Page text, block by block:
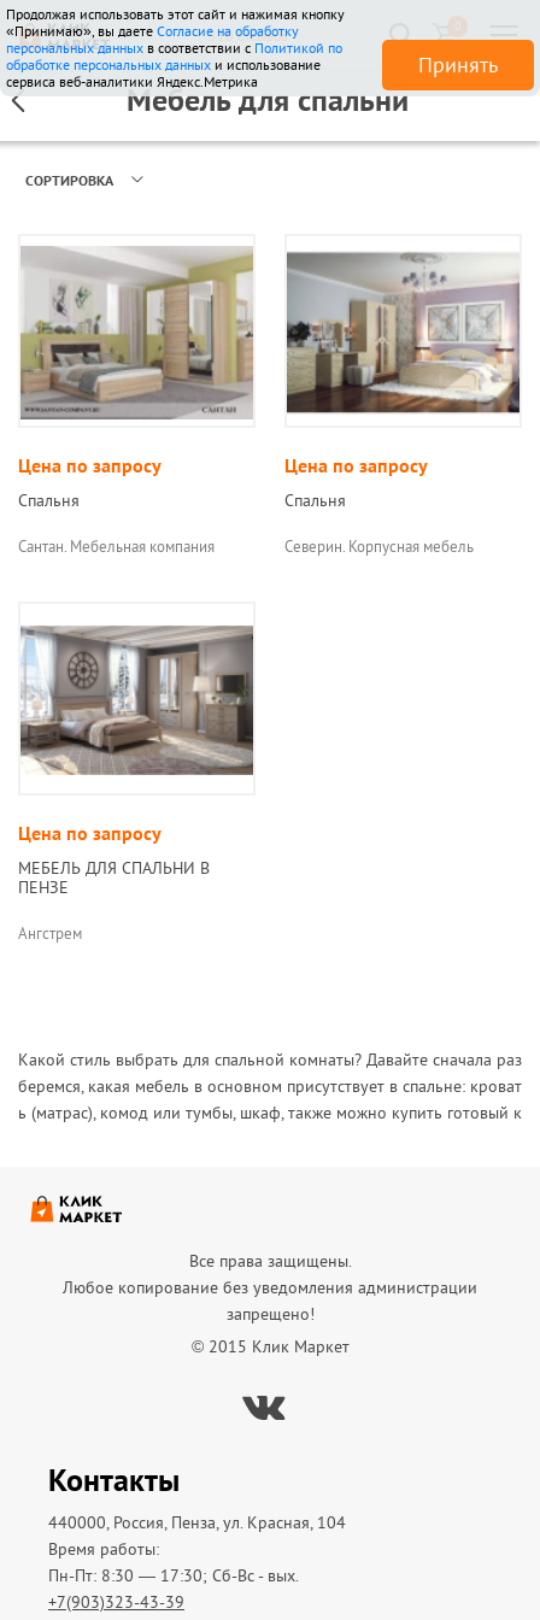
510 отзывов
Продолжая использовать этот сайт и нажимая кнопку
«Принимаю», вы даете Согласие на обработку
персональных данных в соответствии с Политикой по
обработке персональных данных и использование
сервиса веб-аналитики Яндекс.Метрика
Принять
Мебель для спальни
СОРТИРОВКА
Цена по запросу
Спальня
Сантан. Мебельная компания
Цена по запросу
Спальня
Северин. Корпусная мебель
Цена по запросу
МЕБЕЛЬ ДЛЯ СПАЛЬНИ В
ПЕНЗЕ
Ангстрем
Какой стиль выбрать для спальной комнаты? Давайте сначала раз
беремся, какая мебель в основном присутствует в спальне: кроват
ь (матрас), комод или тумбы, шкаф, также можно купить готовый к
Пензы достаточно много компаний, где вы можете купить мебель
для спальни. Важный момент –
Прежде чем обустраивать спальню, нужно определится в каком ст
иле вы хотите ее видеть.
Популярные стилевые решения:
Шкаф и кровать должны быть массивными,
оттенков, обязательно использовать декор и лепнину;
но установить жалюзи с
- стиль модерн
это современный стиль с гладкой мебелью. Используется теплая
цветовая гамма: коричневый, белый, желтый, оливковый и другие
Все права защищены.
Любое копирование без уведомления администрации
запрещено!
© 2015 Клик Маркет
Вконтакте
Контакты
440000, Россия, Пенза, ул. Красная, 104
Время работы:
Пн-Пт: 8:30 — 17:30; Сб-Вс - вых.
+7(903)323-43-39